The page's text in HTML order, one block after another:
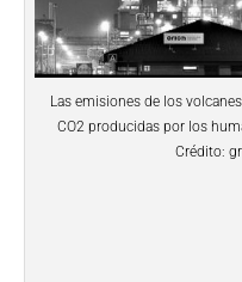
Las emisiones de los
CO2 producidas por los
Crédito: